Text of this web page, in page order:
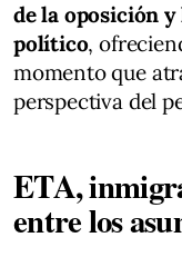
de la oposición
político,
momento que
perspectiva del
ETA,
entre los